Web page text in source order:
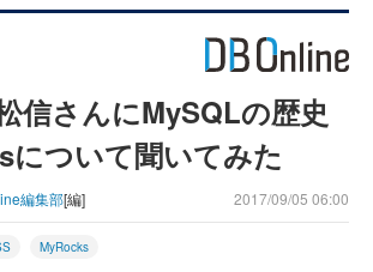
信さんにMySQLの歴史
について聞いてみた
編集部[編] 2017/09/05 06:00
MyRocks